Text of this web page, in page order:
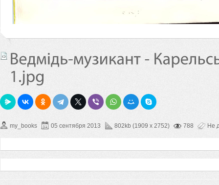
my_books 05 сентября 2013 802kb (1909 x 2752) 788 Не